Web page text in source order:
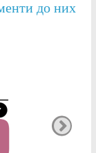
до них